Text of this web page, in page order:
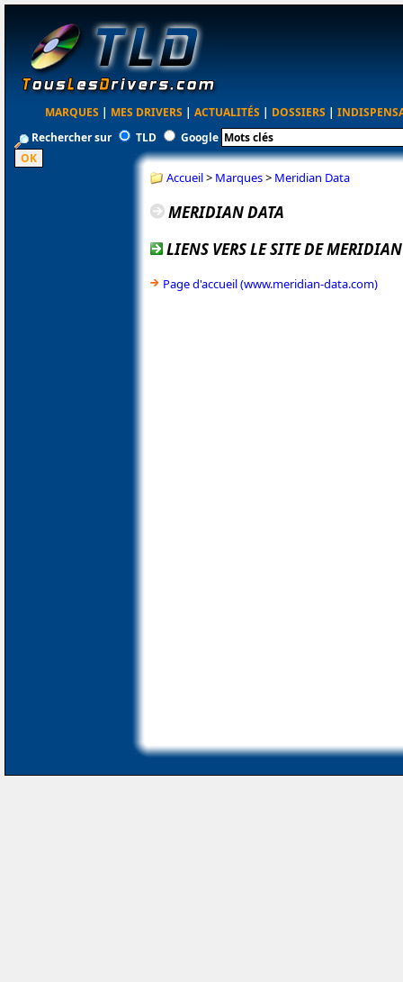
MARQUES | MES DRIVERS | ACTUALITÉS | DOSSIERS |
Rechercher sur
TLD Google
Accueil> Marques> Meridian Data
MERIDIAN DATA
LIENS VERS LE SITE DE
Page d'accueil (www.meridian-data.com)